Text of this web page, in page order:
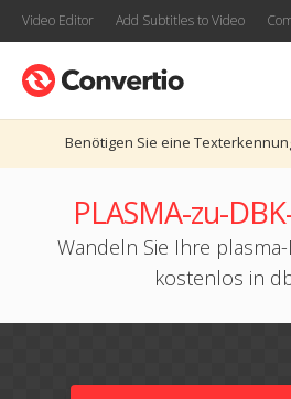
Video Editor Add Subtitles to Video
Benötigen Sie eine
PLASMA-zu-
Wandeln Sie Ihre
kostenlos in